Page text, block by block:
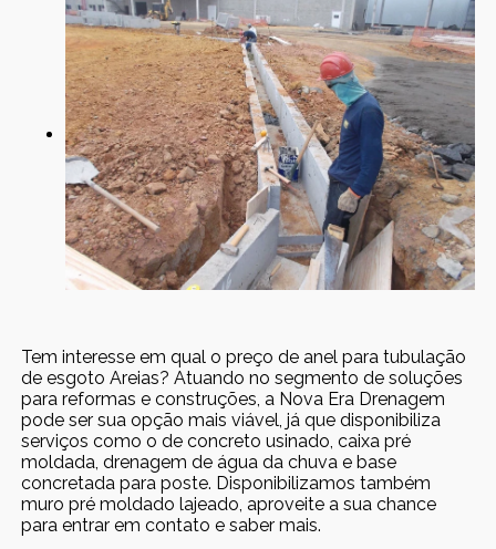
Tem interesse em qual o preço de anel para tubulação
de esgoto Areias? Atuando no segmento de soluções
para reformas e construções, a Nova Era Drenagem
pode ser sua opção mais viável, já que disponibiliza
serviços como o de concreto usinado, caixa pré
moldada, drenagem de água da chuva e base
concretada para poste. Disponibilizamos também
muro pré moldado lajeado, aproveite a sua chance
para entrar em contato e saber mais.